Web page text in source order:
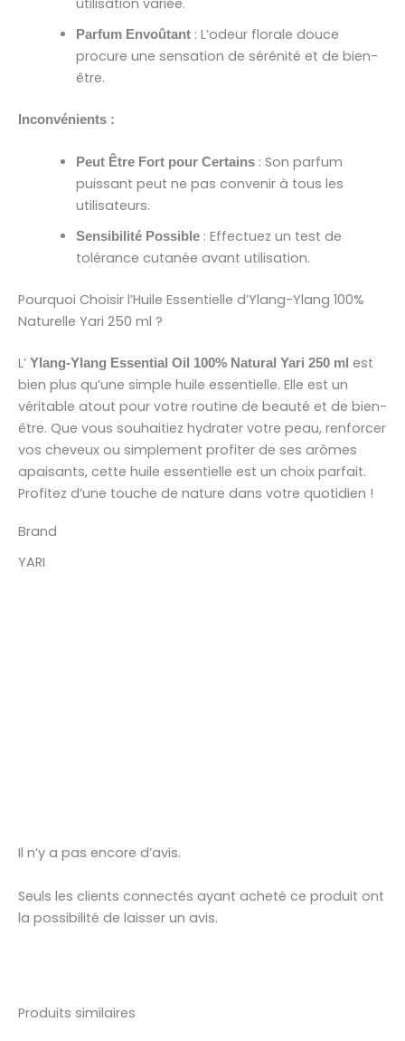
utilisation variée.
Parfum Envoûtant : L’odeur florale douce
procure une sensation de sérénité et de bien-
être.
Inconvénients :
Peut Être Fort pour Certains : Son parfum
puissant peut ne pas convenir à tous les
utilisateurs.
Sensibilité Possible : Effectuez un test de
tolérance cutanée avant utilisation.
Pourquoi Choisir l’Huile Essentielle d’Ylang-Ylang 100%
Naturelle Yari 250 ml ?
L’ Ylang-Ylang Essential Oil 100% Natural Yari 250 ml est
bien plus qu’une simple huile essentielle. Elle est un
véritable atout pour votre routine de beauté et de bien-
être. Que vous souhaitiez hydrater votre peau, renforcer
vos cheveux ou simplement profiter de ses arômes
apaisants, cette huile essentielle est un choix parfait.
Profitez d’une touche de nature dans votre quotidien !
Brand
YARI
Il n’y a pas encore d’avis.
Seuls les clients connectés ayant acheté ce produit ont
la possibilité de laisser un avis.
Produits similaires